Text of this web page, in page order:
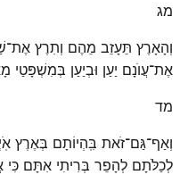
מג
וְהָאָרֶץ תֵּעָזֵב מֵהֶם וְתִרֶץ
אֶת־עֲוֺנָם יַעַן וּבְיַעַן בְּמִשְׁפָּטַי
מד
וְאַף־גַּם־זֹאת בִּֽהְיוֹתָם בְּאֶרֶץ
לְכַלֹּתָם לְהָפֵר בְּרִיתִי אִתָּם כִּי